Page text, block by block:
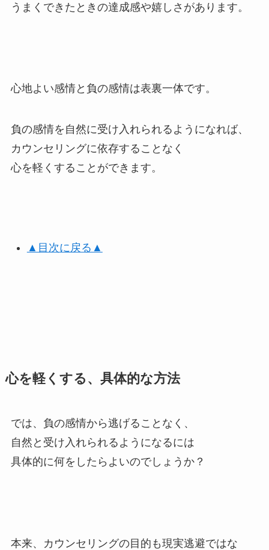
うまくできたときの達成感や嬉しさがあります。
心地よい感情と負の感情は表裏一体です。
負の感情を自然に受け入れられるようになれば、
カウンセリングに依存することなく
心を軽くすることができます。
▲目次に戻る▲
心を軽くする、具体的な方法
では、負の感情から逃げることなく、
自然と受け入れられるようになるには
具体的に何をしたらよいのでしょうか？
本来、カウンセリングの目的も現実逃避ではな